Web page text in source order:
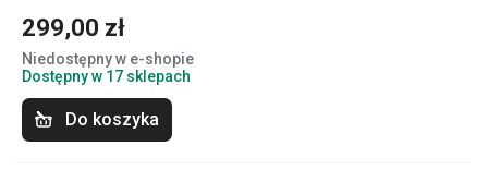
299,00 zł
Niedostępny w e-shopie
Dostępny w 17 sklepach
Do koszyka